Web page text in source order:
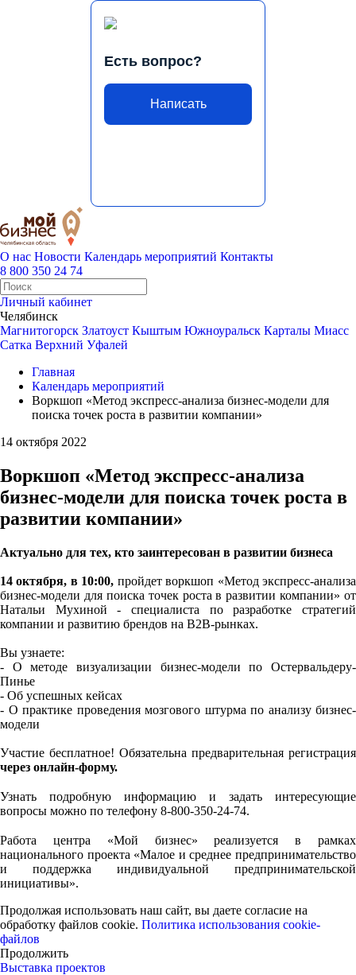
Есть вопрос?
Написать
О нас Новости Календарь мероприятий Контакты
8 800 350 24 74
Личный кабинет
Челябинск
Магнитогорск Златоуст Кыштым Южноуральск Карталы Миасс
Сатка Верхний Уфалей
Главная
Календарь мероприятий
Воркшоп «Метод экспресс-анализа бизнес-модели для
поиска точек роста в развитии компании»
14 октября 2022
Воркшоп «Метод экспресс-анализа
бизнес-модели для поиска точек роста в
развитии компании»
Актуально для тех, кто заинтересован в развитии бизнеса
14 октября, в 10:00, пройдет воркшоп «Метод экспресс-анализа
бизнес-модели для поиска точек роста в развитии компании» от
Натальи Мухиной - специалиста по разработке стратегий
компании и развитию брендов на В2В-рынках.
Вы узнаете:
- О методе визуализации бизнес-модели по Остервальдеру-
Пинье
- Об успешных кейсах
- О практике проведения мозгового штурма по анализу бизнес-
модели
Участие бесплатное! Обязательна предварительная регистрация
через онлайн-форму.
Узнать подробную информацию и задать интересующие
вопросы можно по телефону 8-800-350-24-74.
Работа центра «Мой бизнес» реализуется в рамках
национального проекта «Малое и среднее предпринимательство
и поддержка индивидуальной предпринимательской
инициативы».
Продолжая использовать наш сайт, вы даете согласие на
обработку файлов cookie. Политика использования cookie-
файлов
Продолжить
Выставка проектов